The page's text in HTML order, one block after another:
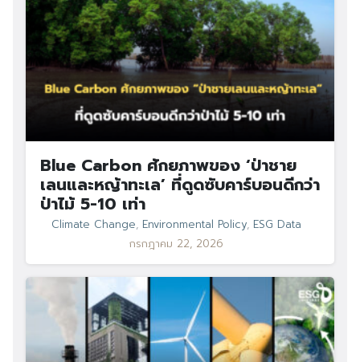
for: Search
Blue Carbon ศักยภาพของ ‘ป่าชาย
เลนและหญ้าทะเล’ ที่ดูดซับคาร์บอนดีกว่า
ป่าไม้ 5-10 เท่า
Climate Change, Environmental Policy, ESG Data
กรกฎาคม 22, 2026